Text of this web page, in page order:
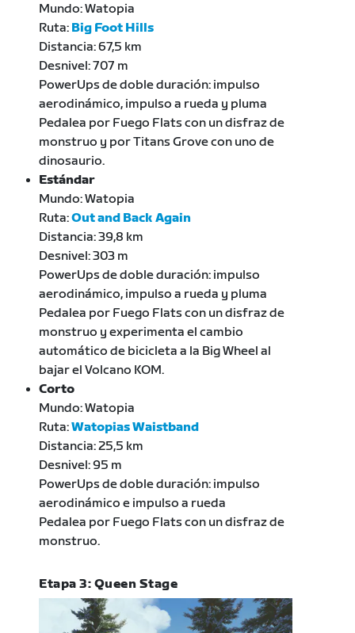
Mundo: Watopia
Ruta: Big Foot Hills
Distancia: 67,5 km
Desnivel: 707 m
PowerUps de doble duración: impulso
aerodinámico, impulso a rueda y pluma
Pedalea por Fuego Flats con un disfraz de
monstruo y por Titans Grove con uno de
dinosaurio.
Estándar
Mundo: Watopia
Ruta:Out and Back Again
Distancia: 39,8 km
Desnivel: 303 m
PowerUps de doble duración: impulso
aerodinámico, impulso a rueda y pluma
Pedalea por Fuego Flats con un disfraz de
monstruo y experimenta el cambio
automático de bicicleta a la Big Wheel al
bajar el Volcano KOM.
Corto
Mundo: Watopia
Ruta:Watopias Waistband
Distancia: 25,5 km
Desnivel: 95 m
PowerUps de doble duración: impulso
aerodinámico e impulso a rueda
Pedalea por Fuego Flats con un disfraz de
monstruo.
Etapa 3: Queen Stage